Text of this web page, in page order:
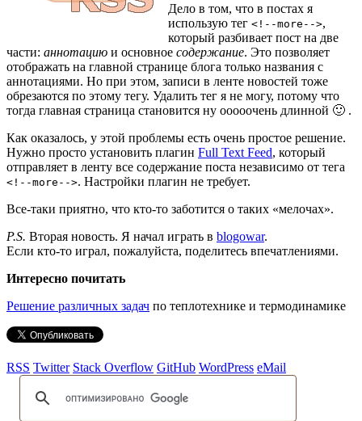
Дело в том, что в постах я
использую тег <!--more-->,
который разбивает пост на две
части: аннотацию и основное содержание. Это позволяет
отображать на главной странице блога только названия с
аннотациями. Но при этом, записи в ленте новостей тоже
обрезаются по этому тегу. Удалить тег я не могу, потому что
тогда главная страница становится ну ооооочень длинной 🙂 .
Как оказалось, у этой проблемы есть очень простое решение.
Нужно просто установить плагин Full Text Feed, который
отправляет в ленту все содержание поста независимо от тега
<!--more-->. Настройки плагин не требует.
Все-таки приятно, что кто-то заботится о таких «мелочах».
P.S. Вторая новость. Я начал играть в blogowar.
Если кто-то играл, пожалуйста, поделитесь впечатлениями.
Интересно почитать
Решение различных задач по теплотехнике и термодинамике
RSS Twitter Stack Overflow GitHub WordPress eMail